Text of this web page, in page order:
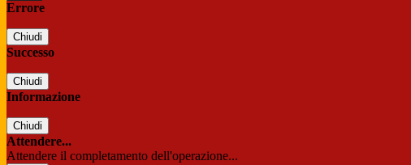
Errore
Chiudi
Successo
Chiudi
Informazione
Chiudi
Attendere...
Attendere il completamento dell'operazione...